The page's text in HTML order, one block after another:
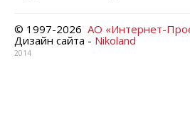
© 1997-2026 АО «Интернет-
Дизайн сайта - Nikoland
2014